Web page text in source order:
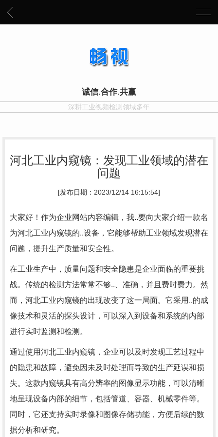
诚信.合作.共赢
深耕工业视频检测领域多年
河北工业内窥镜：发现工业领域的潜在
问题
[发布日期：2023/12/14 16:15:54]
大家好！作为企业网站内容编辑，我..要向大家介绍一款名
为河北工业内窥镜的..设备，它能够帮助工业领域发现潜在
问题，提升生产质量和安全性。
在工业生产中，质量问题和安全隐患是企业面临的重要挑
战。传统的检测方法常常不够..、准确，并且费时费力。然
而，河北工业内窥镜的出现改变了这一局面。它采用..的成
像技术和灵活的探头设计，可以深入到设备和系统的内部
进行实时监测和检测。
通过使用河北工业内窥镜，企业可以及时发现工艺过程中
的隐患和故障，避免因未及时处理而导致的生产延误和损
失。这款内窥镜具有高分辨率的图像显示功能，可以清晰
地呈现设备内部的细节，包括管道、容器、机械零件等。
同时，它还支持实时录像和图像存储功能，方便后续的数
据分析和研究。